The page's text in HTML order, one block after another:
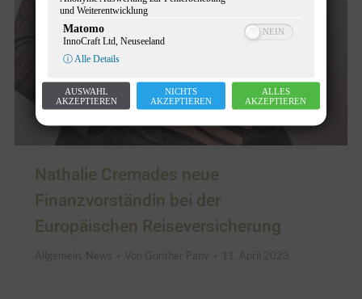
Nathalie Cremades neue
Finanzvorständin bei der
Europäischen Reiseversicherung
Allgemein News Von Gunther Pany 11. April 2023
und Weiterentwicklung
Matomo
InnoCraft Ltd, Neuseeland
ⓘ Alle Details
AUSWAHL
AKZEPTIEREN
NICHTS
AKZEPTIEREN
ALLES
AKZEPTIEREN